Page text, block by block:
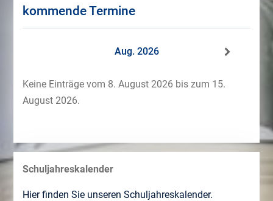
kommende Termine
Aug. 2026
Keine Einträge vom 8. August 2026 bis zum 15.
August 2026.
Schuljahreskalender
Hier finden Sie unseren Schuljahreskalender.